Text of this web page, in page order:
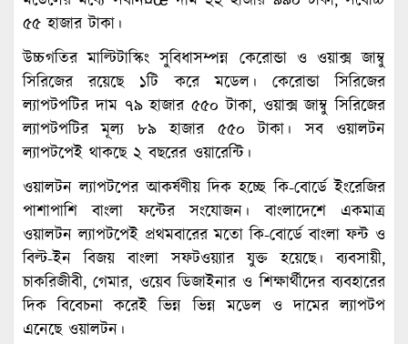
৫৫ হাজার টাকা।
উচ্চগতির মাল্টিটাস্কিং সুবিধাসম্পন্ন কেরোন্ডা ও ওয়াক্স জাম্বু
সিরিজের রয়েছে ১টি করে মডেল। কেরোন্ডা সিরিজের
ল্যাপটপটির দাম ৭৯ হাজার ৫৫০ টাকা, ওয়াক্স জাম্বু সিরিজের
ল্যাপটপটির মূল্য ৮৯ হাজার ৫৫০ টাকা। সব ওয়ালটন
ল্যাপটপেই থাকছে ২ বছরের ওয়ারেন্টি।
ওয়ালটন ল্যাপটপের আকর্ষণীয় দিক হচ্ছে কি-বোর্ডে ইংরেজির
পাশাপাশি বাংলা ফন্টের সংযোজন। বাংলাদেশে একমাত্র
ওয়ালটন ল্যাপটপেই প্রথমবারের মতো কি-বোর্ডে বাংলা ফন্ট ও
বিল্ট-ইন বিজয় বাংলা সফটওয়্যার যুক্ত হয়েছে। ব্যবসায়ী,
চাকরিজীবী, গেমার, ওয়েব ডিজাইনার ও শিক্ষার্থীদের ব্যবহারের
দিক বিবেচনা করেই ভিন্ন ভিন্ন মডেল ও দামের ল্যাপটপ
এনেছে ওয়ালটন।